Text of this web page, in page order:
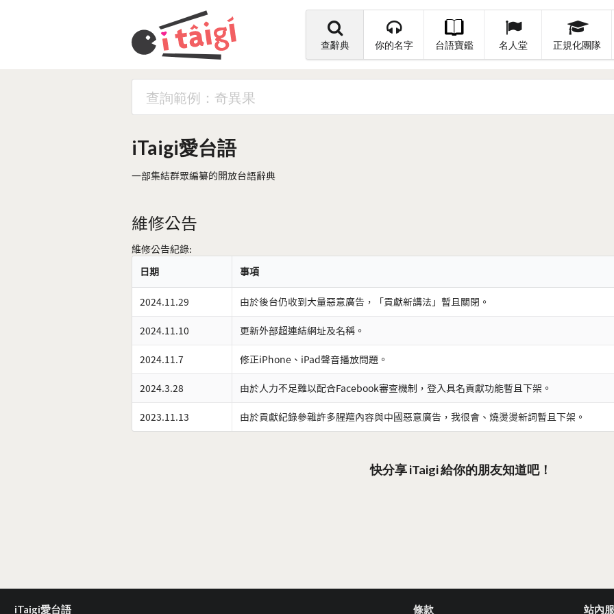
查辭典 你的名字 台語寶鑑 名人堂 正規化團隊
iTaigi愛台語
一部集結群眾編纂的開放台語辭典
維修公告
維修公告紀錄:
日期
事項
2024.11.29 由於後台仍收到大量惡意廣告，「貢獻新講法」暫且關閉。
2024.11.10 更新外部超連結網址及名稱。
2024.11.7 修正iPhone、iPad聲音播放問題。
2024.3.28 由於人力不足難以配合Facebook審查機制，登入具名貢獻功能暫且下架。
2023.11.13 由於貢獻紀錄參雜許多腥羶內容與中國惡意廣告，我很會、燒燙燙新詞暫且下架。
快分享 iTaigi 給你的朋友知道吧！
iTaigi愛台語 條款 站內